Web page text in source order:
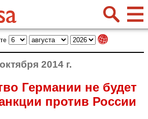
2014 г.
Германии не будет
против России